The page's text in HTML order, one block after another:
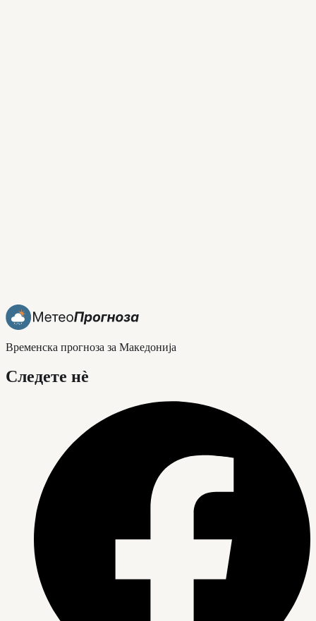
Временска прогноза за Македонија
Следете нè